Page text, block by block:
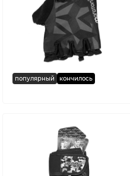
популярный кончилось